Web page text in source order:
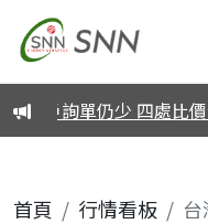
用戶詢單仍少 四處比
首頁 行情看板